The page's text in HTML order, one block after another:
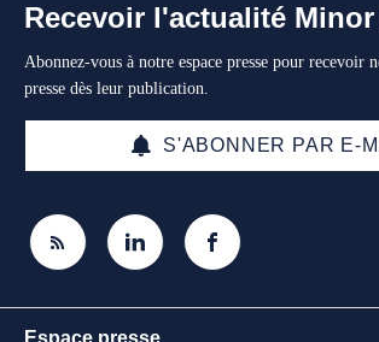
Recevoir l'actualité
Abonnez-vous à notre espace presse pour recevoir
presse dès leur publication.
S'ABONNER PAR E-
Espace presse